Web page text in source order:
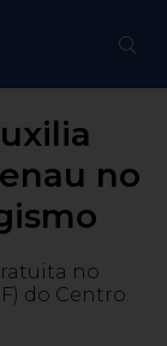
no
no
do Centro.